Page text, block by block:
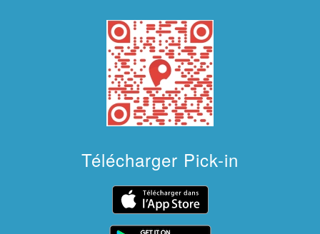
Télécharger Pick-in